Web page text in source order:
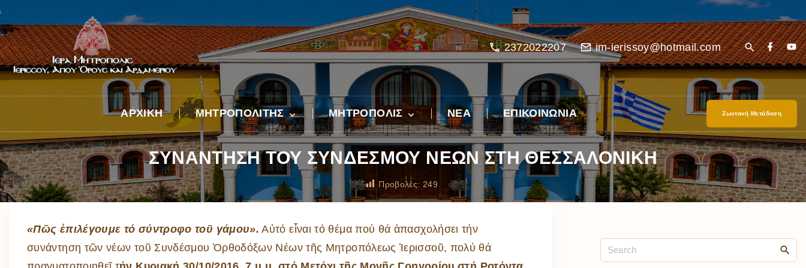
2372022207 im-ierissoy@hotmail.com
ΑΡΧΙΚΗ ΜΗΤΡΟΠΟΛΙΤΗΣ
Βιογραφικό
Λόγος κατά τήν εἰς
Ἐπίσκοπον χειροτονίαν
Ἐνθρονιστήριος Λόγος
Φωτογραφικά
Ἀφιέρωμα στόν
ἀείμνηστο Μητροπολίτη
κυρό Νικόδημο
ΜΗΤΡΟΠΟΛΙΣ
Ἡ ἱστορία τῆς Ἱερᾶς
Μητροπόλεως
Ἱεροί Ναοί – Ἐφημέριοι
Προσκυνήματα
Φιλανθρωπική Διακονία
Πνευματική Διακονία
ΝΕΑ ΕΠΙΚΟΙΝΩΝΙΑ Ζωντανή Μετάδοση
ΣΥΝΑΝΤΗΣΗ ΤΟΥ ΣΥΝΔΕΣΜΟΥ ΝΕΩΝ ΣΤΗ ΘΕΣΣΑΛΟΝΙΚΗ
Προβολές: 249
«Πῶς ἐπιλέγουμε τό σύντροφο τοῦ γάμου». Αὐτό εἶναι τό θέμα πού θά ἀπασχολήσει τήν
συνάντηση τῶν νέων τοῦ Συνδέσμου Ὀρθοδόξων Νέων τῆς Μητροπόλεως Ἱερισσοῦ, πολύ θά